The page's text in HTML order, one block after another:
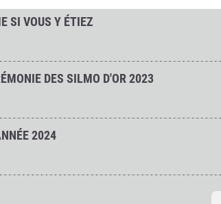
SI VOUS Y ÉTIEZ
DES SILMO D'OR 2023
2024